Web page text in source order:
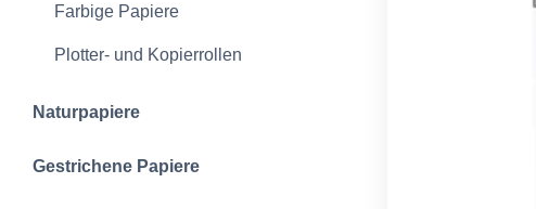
Farbige Papiere
Plotter- und Kopierrollen
Naturpapiere
Gestrichene Papiere